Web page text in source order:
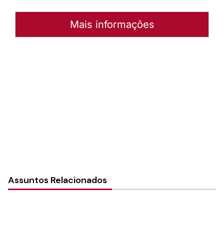
Mais informações
Assuntos Relacionados